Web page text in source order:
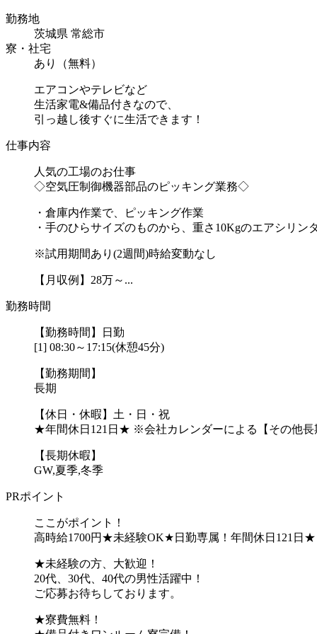
勤務地
茨城県 常総市
寮・社宅
あり（無料）
エアコンやテレビなど
生活家電&備品付きなので、
引っ越し後すぐに生活できます！
仕事内容
人気の工場のお仕事
◇空気圧制御機器部品のピッキング業務◇
・倉庫内作業で、ピッキング作業
・手のひらサイズのものから、重さ10Kgのエアシリン
※試用期間あり(2週間)時給変動なし
【月収例】28万～...
勤務時間
【勤務時間】日勤
[1] 08:30～17:15(休憩45分)
【勤務期間】
長期
【休日・休暇】土・日・祝
★年間休日121日★ ※会社カレンダーによる【その他長
【長期休暇】
GW,夏季,冬季
PRポイント
ここがポイント！
高時給1700円★未経験OK★日勤専属！年間休日121日★
★未経験の方、大歓迎！
20代、30代、40代の男性活躍中！
ご応募お待ちしております。
★寮費無料！